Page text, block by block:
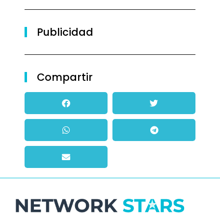
Publicidad
Compartir